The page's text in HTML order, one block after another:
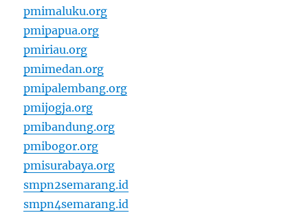
pmimaluku.org
pmipapua.org
pmiriau.org
pmimedan.org
pmipalembang.org
pmijogja.org
pmibandung.org
pmibogor.org
pmisurabaya.org
smpn2semarang.id
smpn4semarang.id